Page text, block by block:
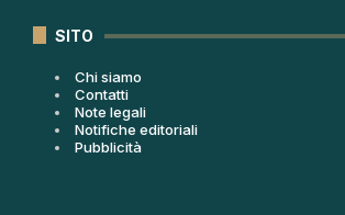
SITO
Chi siamo
Contatti
Note legali
Notifiche editoriali
Pubblicità